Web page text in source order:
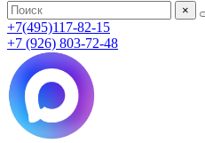
×
+7(495)117-82-15
+7 (926) 803-72-48